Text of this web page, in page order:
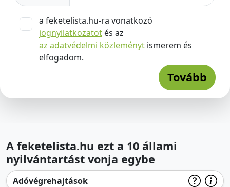
a feketelista.hu-ra vonatkozó
jognyilatkozatot és az
az adatvédelmi közleményt ismerem és
elfogadom.
Tovább
A feketelista.hu ezt a 10 állami
nyilvántartást vonja egybe
Adóvégrehajtások